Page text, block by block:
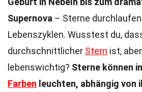
Supernova – Sterne
Lebenszyklen. Wusstest du,
durchschnittlicher Stern ist,
lebenswichtig? Sterne können
Farben leuchten, abhängig von